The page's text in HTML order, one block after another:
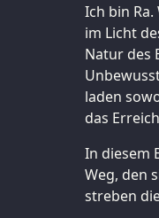
Ich bin
im Licht
Natur des
laden
das
In diesem
Weg, den
streben